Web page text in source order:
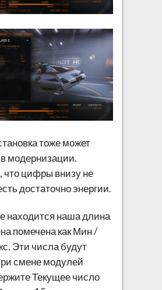
тоже может
модернизации.
что цифры внизу не
достаточно энергии.
находится наша длина
помечена как Мин /
Эти числа будут
смене модулей
Текущее число